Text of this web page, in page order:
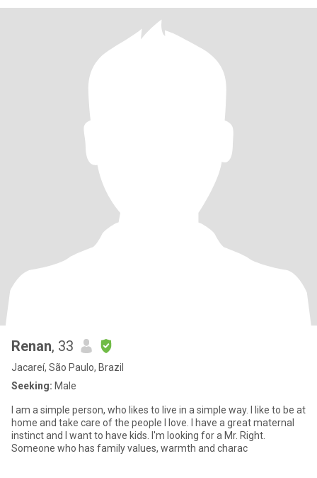
Renan, 33
Jacareí, São Paulo, Brazil
Seeking: Male
I am a simple person, who likes to live in a simple way. I like to be at
home and take care of the people I love. I have a great maternal
instinct and I want to have kids. I'm looking for a Mr. Right.
Someone who has family values, warmth and charac